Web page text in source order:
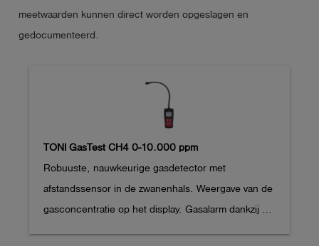
meetwaarden kunnen direct worden opgeslagen en
gedocumenteerd.
TONI GasTest CH4 0-10.000 ppm
Robuuste, nauwkeurige gasdetector met
afstandssensor in de zwanenhals. Weergave van de
gasconcentratie op het display. Gasalarm dankzij